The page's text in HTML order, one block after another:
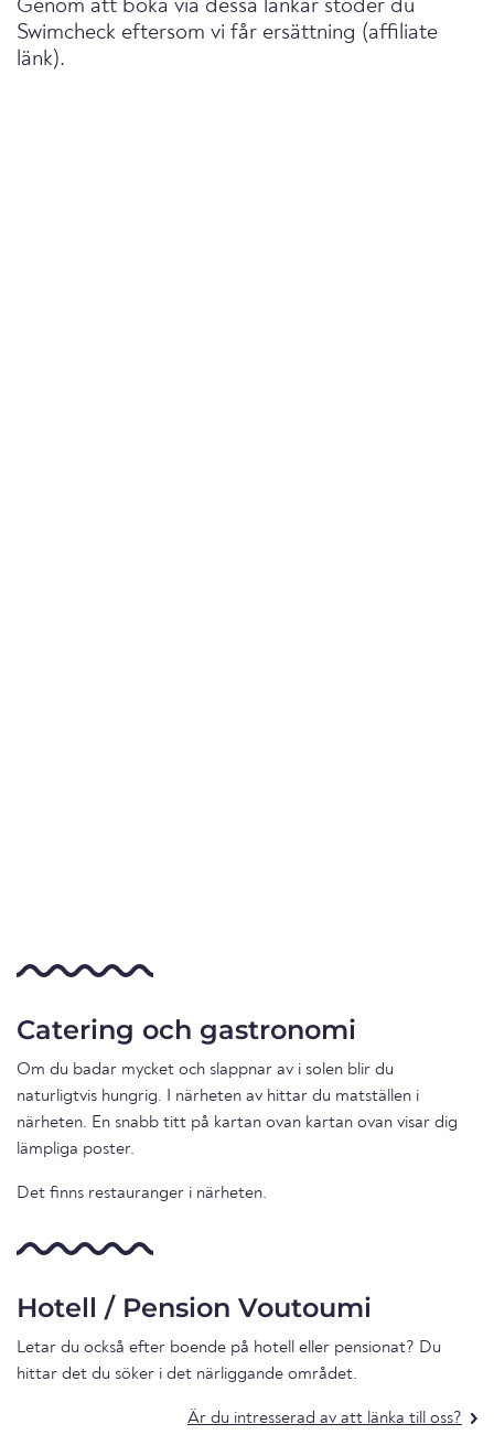
Genom att boka via dessa länkar stöder du
Swimcheck eftersom vi får ersättning (affiliate
länk).
Catering och gastronomi
Om du badar mycket och slappnar av i solen blir du
naturligtvis hungrig. I närheten av hittar du matställen i
närheten. En snabb titt på kartan ovan kartan ovan visar dig
lämpliga poster.
Det finns restauranger i närheten.
Hotell / Pension Voutoumi
Letar du också efter boende på hotell eller pensionat? Du
hittar det du söker i det närliggande området.
Är du intresserad av att länka till oss?